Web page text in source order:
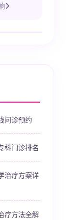
问诊预约
科门诊排名
治疗方案详
疗方法全解